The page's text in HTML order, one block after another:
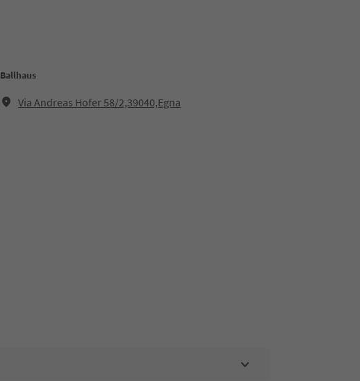
Ballhaus
Via Andreas Hofer 58/2,39040,Egna